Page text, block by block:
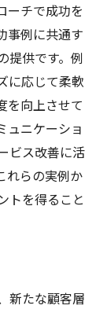
ーチで成功を
事例に共通す
提供です。例
に応じて柔軟
を向上させて
ュニケーショ
ビス改善に活
れらの実例か
トを得ること
新たな顧客層